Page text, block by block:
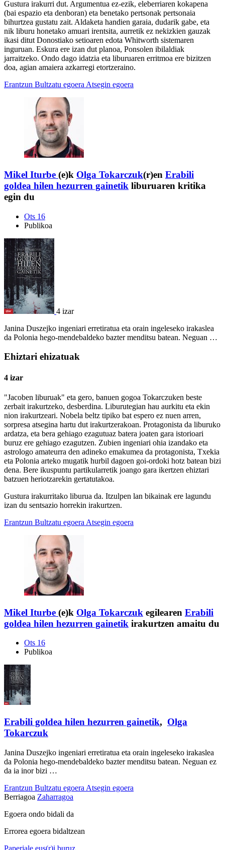
Gustura irakurri dut. Argumentua ez-ezik, eleberriaren kokapena
(bai espazio eta denboran) eta benetako pertsonak pertsonaia
bihurtzea gustatu zait. Aldaketa handien garaia, dudarik gabe, eta
nik liburu honetako amuari irentsita, aurretik ez nekizkien gauzak
ikasi ditut Donostiako setioaren edota Whitworth sistemaren
inguruan. Eskura ere izan dut planoa, Ponsolen ibilaldiak
jarraitzeko. Ondo dago idatzia eta liburuaren erritmoa ere bizitzen
doa, agian amaiera azkarregi etortzeraino.
Erantzun Bultzatu egoera Atsegin egoera
Mikel Iturbe (e)k Olga Tokarczuk(r)en Erabili
goldea hilen hezurren gainetik liburuaren kritika
egin du
Ots 16
Publikoa
4 izar
Janina Duszejko ingeniari erretiratua eta orain ingeleseko irakaslea
da Polonia hego-mendebaldeko bazter menditsu batean. Neguan …
Ehiztari ehizatuak
4 izar
"Jacoben liburuak" eta gero, banuen gogoa Tokarczuken beste
zerbait irakurtzeko, desberdina. Liburutegian hau aurkitu eta ekin
nion irakurtzeari. Nobela beltz tipiko bat espero ez nuen arren,
sorpresa atsegina hartu dut irakurtzerakoan. Protagonista da liburuko
ardatza, eta bera gehiago ezagutuaz batera joaten gara istorioari
buruz ere gehiago ezagutzen. Zubien ingeniari ohia izandako eta
astrologo amateurra den adineko emakumea da protagonista, Txekia
eta Polonia arteko mugatik hurbil dagoen goi-ordoki hotz batean bizi
dena. Bere ikuspuntu partikularretik joango gara ikertzen ehiztari
batzuen heriotzarekin gertatutakoa.
Gustura irakurritako liburua da. Itzulpen lan bikainak ere lagundu
izan du sentsazio horrekin irakurtzen.
Erantzun Bultzatu egoera Atsegin egoera
Mikel Iturbe (e)k Olga Tokarczuk egilearen Erabili
goldea hilen hezurren gainetik irakurtzen amaitu du
Ots 16
Publikoa
Erabili goldea hilen hezurren gainetik, Olga
Tokarczuk
Janina Duszejko ingeniari erretiratua eta orain ingeleseko irakaslea
da Polonia hego-mendebaldeko bazter menditsu batean. Neguan ez
da ia inor bizi …
Erantzun Bultzatu egoera Atsegin egoera
Berriagoa Zaharragoa
Egoera ondo bidali da
Errorea egoera bidaltzean
Paperjale.eus(r)i buruz